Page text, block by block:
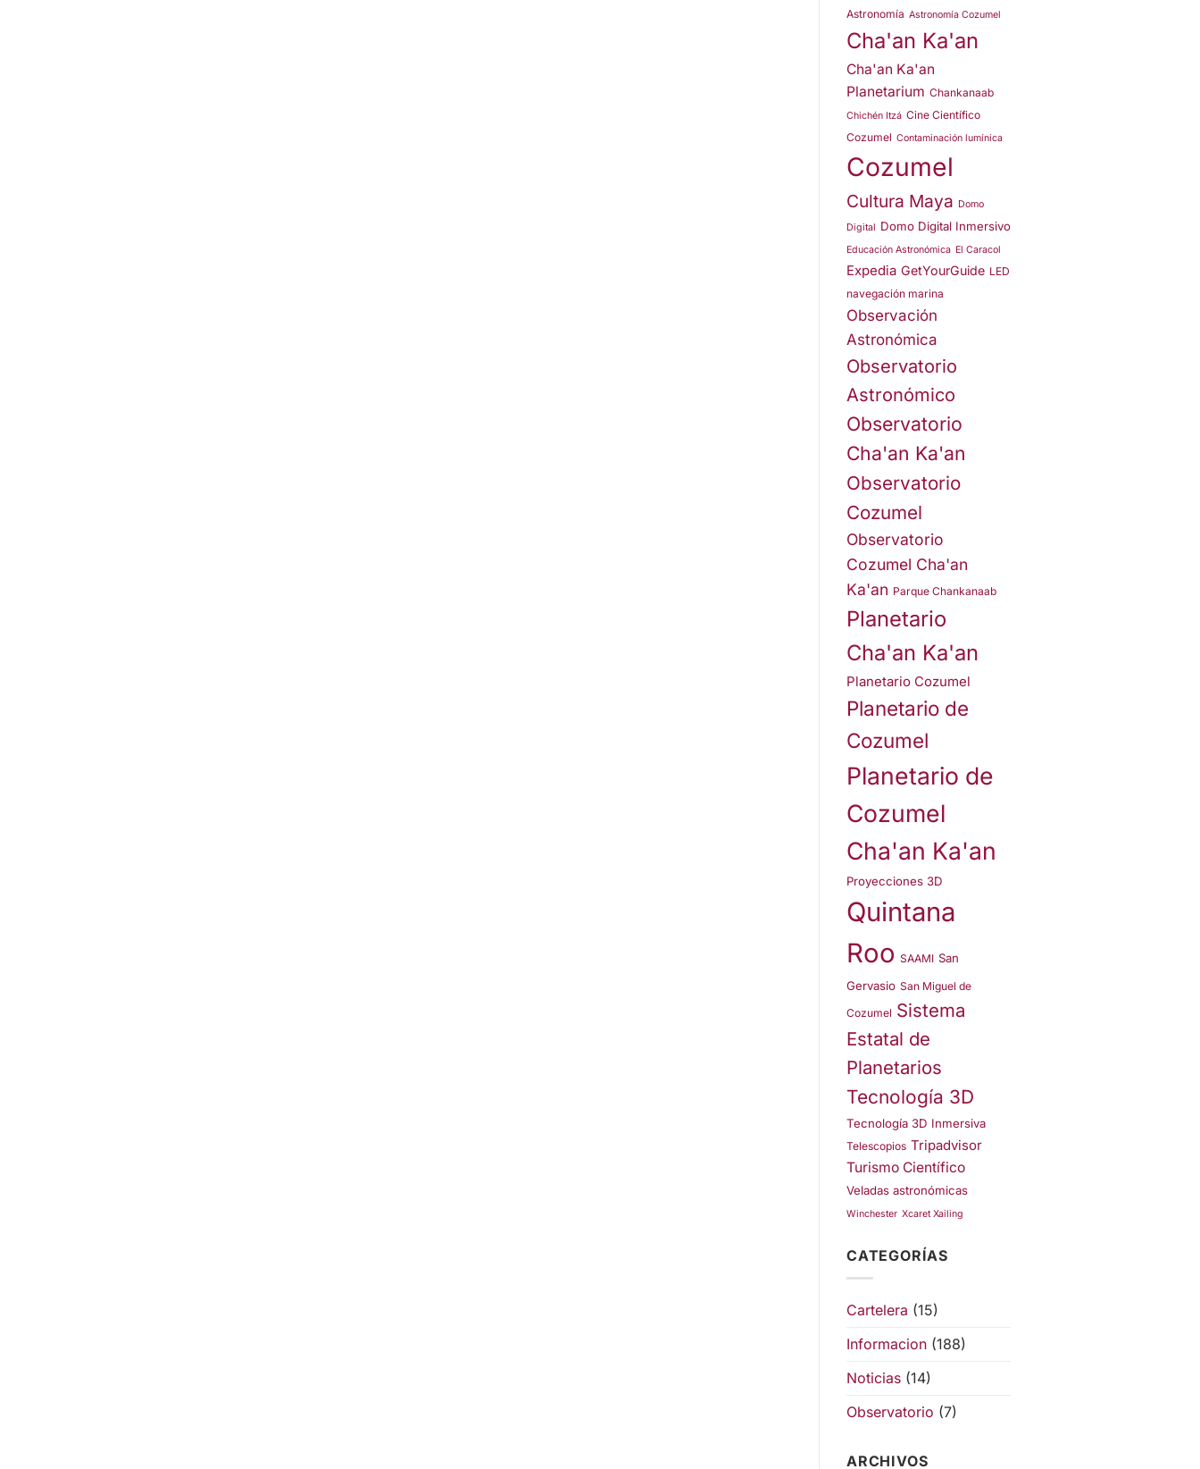
Astronomía Astronomía Cozumel
Cha'an Ka'an
Cha'an Ka'an
Planetarium Chankanaab
Chichén Itzá Cine Científico
Cozumel Contaminación lumínica
Cozumel
Cultura Maya
Domo
Digital Domo Digital Inmersivo
Educación Astronómica El Caracol
Expedia GetYourGuide LED
navegación marina
Observación
Astronómica
Observatorio
Astronómico
Observatorio
Cha'an Ka'an
Observatorio
Cozumel
Observatorio
Cozumel Cha'an
Ka'an Parque Chankanaab
Planetario
Cha'an Ka'an
Planetario Cozumel
Planetario de
Cozumel
Planetario de
Cozumel
Cha'an Ka'an
Proyecciones 3D
Quintana
Roo SAAMI San
Gervasio San Miguel de
Cozumel Sistema
Estatal de
Planetarios
Tecnología 3D
Tecnología 3D Inmersiva
Telescopios Tripadvisor
Turismo Científico
Veladas astronómicas
Winchester Xcaret Xailing
CATEGORÍAS
Cartelera (15)
Informacion (188)
Noticias (14)
Observatorio (7)
ARCHIVOS